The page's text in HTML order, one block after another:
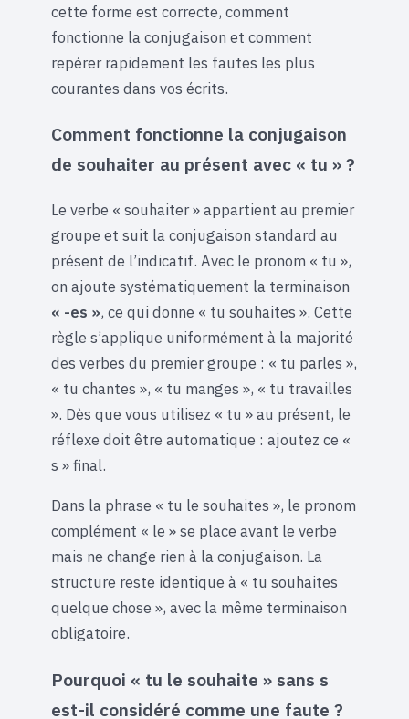
cette forme est correcte, comment
fonctionne la conjugaison et comment
repérer rapidement les fautes les plus
courantes dans vos écrits.
Comment fonctionne la conjugaison
de souhaiter au présent avec « tu » ?
Le verbe « souhaiter » appartient au premier
groupe et suit la conjugaison standard au
présent de l’indicatif. Avec le pronom « tu »,
on ajoute systématiquement la terminaison
« -es », ce qui donne « tu souhaites ». Cette
règle s’applique uniformément à la majorité
des verbes du premier groupe : « tu parles »,
« tu chantes », « tu manges », « tu travailles
». Dès que vous utilisez « tu » au présent, le
réflexe doit être automatique : ajoutez ce «
s » final.
Dans la phrase « tu le souhaites », le pronom
complément « le » se place avant le verbe
mais ne change rien à la conjugaison. La
structure reste identique à « tu souhaites
quelque chose », avec la même terminaison
obligatoire.
Pourquoi « tu le souhaite » sans s
est-il considéré comme une faute ?